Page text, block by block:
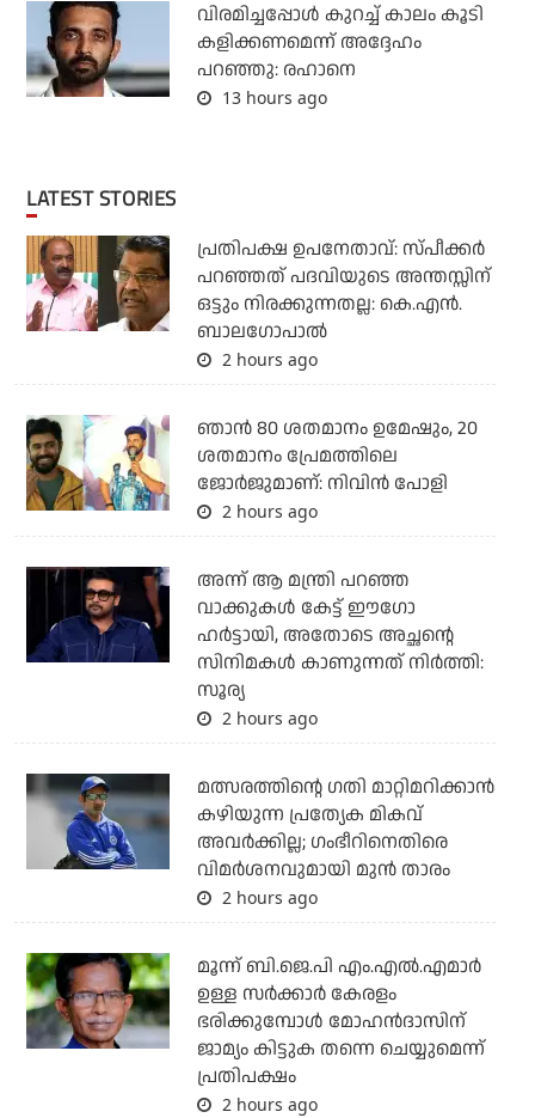
വിരമിച്ചപ്പോള്‍ കുറച്ച് കാലം കൂടി
കളിക്കണമെന്ന് അദ്ദേഹം
പറഞ്ഞു: രഹാനെ
13 hours ago
LATEST STORIES
പ്രതിപക്ഷ ഉപനേതാവ്: സ്പീക്കര്‍
പറഞ്ഞത് പദവിയുടെ അന്തസ്സിന്
ഒട്ടും നിരക്കുന്നതല്ല: കെ.എന്‍.
ബാലഗോപാല്‍
2 hours ago
ഞാൻ 80 ശതമാനം ഉമേഷും, 20
ശതമാനം പ്രേമത്തിലെ
ജോർജുമാണ്: നിവിൻ പോളി
2 hours ago
അന്ന് ആ മന്ത്രി പറഞ്ഞ
വാക്കുകള്‍ കേട്ട് ഈഗോ
ഹര്‍ട്ടായി, അതോടെ അച്ഛന്റെ
സിനിമകള്‍ കാണുന്നത് നിര്‍ത്തി:
സൂര്യ
2 hours ago
മത്സരത്തിന്റെ ഗതി മാറ്റിമറിക്കാന്‍
കഴിയുന്ന പ്രത്യേക മികവ്
അവര്‍ക്കില്ല; ഗംഭീറിനെതിരെ
വിമര്‍ശനവുമായി മുന്‍ താരം
2 hours ago
മൂന്ന് ബി.ജെ.പി എം.എല്‍.എമാര്‍
ഉള്ള സര്‍ക്കാര്‍ കേരളം
ഭരിക്കുമ്പോള്‍ മോഹന്‍ദാസിന്
ജാമ്യം കിട്ടുക തന്നെ ചെയ്യുമെന്ന്
പ്രതിപക്ഷം
2 hours ago